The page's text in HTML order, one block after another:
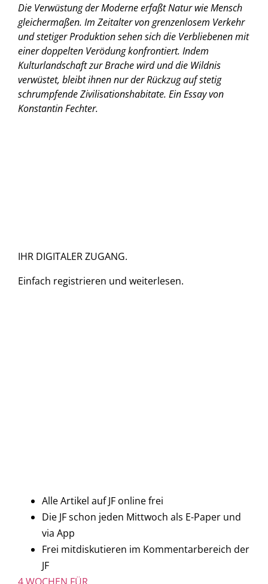
Die Verwüstung der Moderne erfaßt Natur wie Mensch
gleichermaßen. Im Zeitalter von grenzenlosem Verkehr
und stetiger Produktion sehen sich die Verbliebenen mit
einer doppelten Verödung konfrontiert. Indem
Kulturlandschaft zur Brache wird und die Wildnis
verwüstet, bleibt ihnen nur der Rückzug auf stetig
schrumpfende Zivilisationshabitate. Ein Essay von
Konstantin Fechter.
IHR DIGITALER ZUGANG.
Einfach registrieren und weiterlesen.
Alle Artikel auf JF online frei
Die JF schon jeden Mittwoch als E-Paper und
via App
Frei mitdiskutieren im Kommentarbereich der
JF